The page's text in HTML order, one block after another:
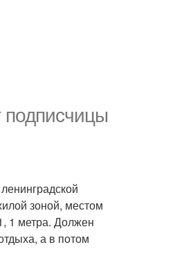
подписчицы
зоной, местом
1 метра. Должен
а в потом